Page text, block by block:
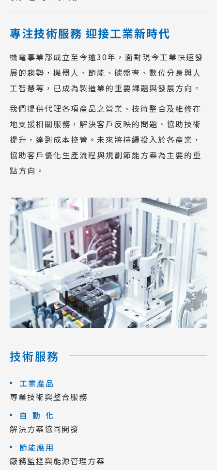
專注技術服務 迎接工業新時代
機電事業部成立至今逾30年，面對現今工業快速發
展的趨勢，機器人、節能、碳盤查、數位分身與人
工智慧等，已成為製造業的重要課題與發展方向。
我們提供代理各項產品之營業、技術整合及維修在
地支援相關服務，解決客戶反映的問題、協助技術
提升，達到成本控管。未來將持續投入於各產業，
協助客戶優化生產流程與規劃節能方案為主要的重
點方向。
技術服務
工業產品
專業技術與整合服務
自動化
解決方案協同開發
節能應用
廠務監控與能源管理方案